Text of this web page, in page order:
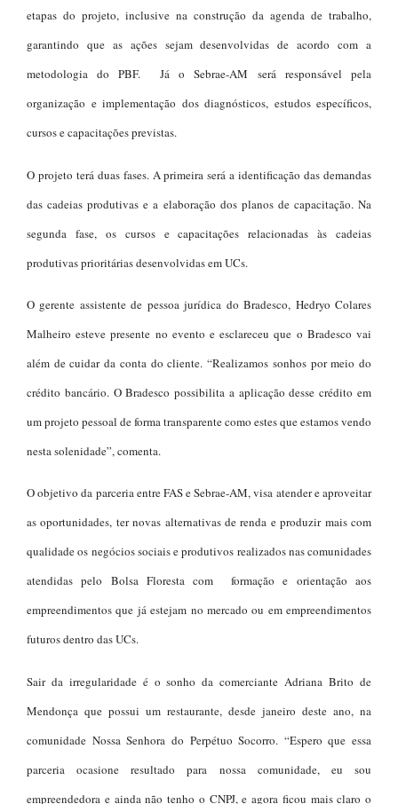
etapas do projeto, inclusive na construção da agenda de trabalho,
garantindo que as ações sejam desenvolvidas de acordo com a
metodologia do PBF. Já o Sebrae-AM será responsável pela
organização e implementação dos diagnósticos, estudos específicos,
cursos e capacitações previstas.
O projeto terá duas fases. A primeira será a identificação das demandas
das cadeias produtivas e a elaboração dos planos de capacitação. Na
segunda fase, os cursos e capacitações relacionadas às cadeias
produtivas prioritárias desenvolvidas em UCs.
O gerente assistente de pessoa jurídica do Bradesco, Hedryo Colares
Malheiro esteve presente no evento e esclareceu que o Bradesco vai
além de cuidar da conta do cliente. “Realizamos sonhos por meio do
crédito bancário. O Bradesco possibilita a aplicação desse crédito em
um projeto pessoal de forma transparente como estes que estamos vendo
nesta solenidade”, comenta.
O objetivo da parceria entre FAS e Sebrae-AM, visa atender e aproveitar
as oportunidades, ter novas alternativas de renda e produzir mais com
qualidade os negócios sociais e produtivos realizados nas comunidades
atendidas pelo Bolsa Floresta com formação e orientação aos
empreendimentos que já estejam no mercado ou em empreendimentos
futuros dentro das UCs.
Sair da irregularidade é o sonho da comerciante Adriana Brito de
Mendonça que possui um restaurante, desde janeiro deste ano, na
comunidade Nossa Senhora do Perpétuo Socorro. “Espero que essa
parceria ocasione resultado para nossa comunidade, eu sou
empreendedora e ainda não tenho o CNPJ, e agora ficou mais claro o